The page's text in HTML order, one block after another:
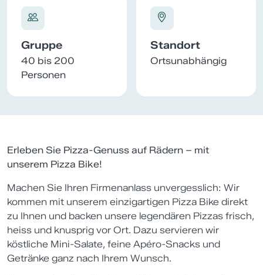
Gruppe
40 bis 200
Personen
Standort
Ortsunabhängig
Erleben Sie Pizza-Genuss auf Rädern – mit
unserem Pizza Bike!
Machen Sie Ihren Firmenanlass unvergesslich: Wir
kommen mit unserem einzigartigen Pizza Bike direkt
zu Ihnen und backen unsere legendären Pizzas frisch,
heiss und knusprig vor Ort. Dazu servieren wir
köstliche Mini-Salate, feine Apéro-Snacks und
Getränke ganz nach Ihrem Wunsch.